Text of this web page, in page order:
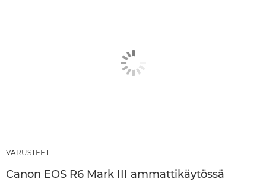
VARUSTEET
Canon EOS R6 Mark III ammattikäytössä